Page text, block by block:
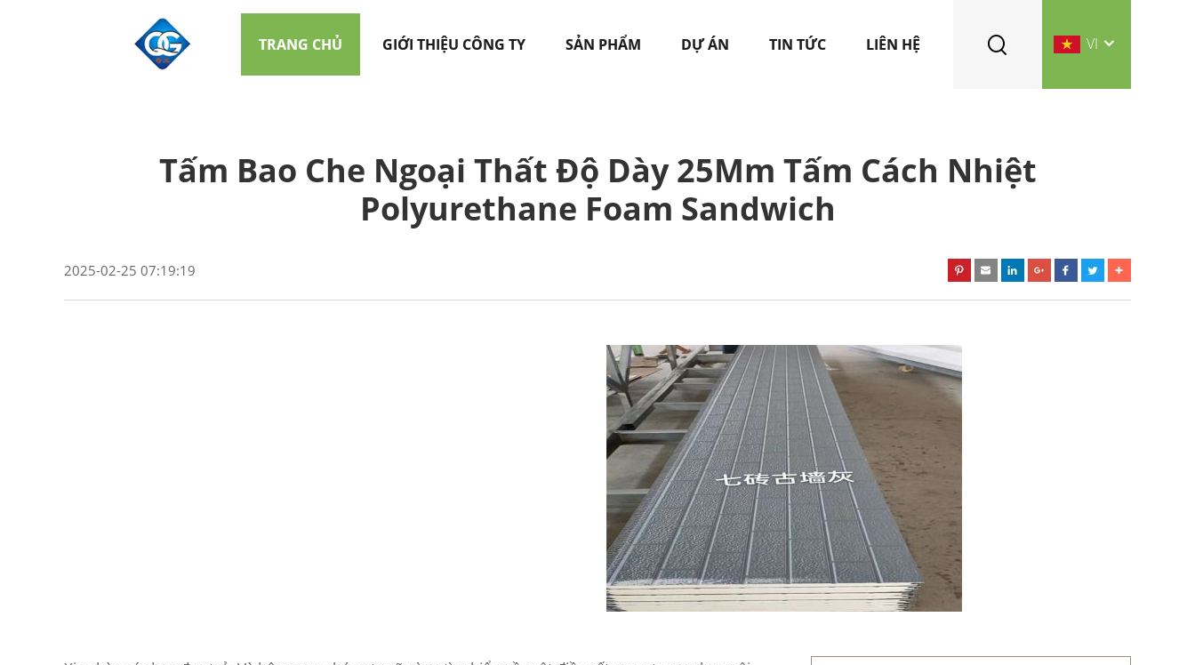
TRANG CHỦ GIỚI THIỆU CÔNG TY SẢN PHẨM DỰ ÁN TIN TỨC LIÊN HỆ VI
Tấm Bao Che Ngoại Thất Độ Dày 25Mm Tấm Cách Nhiệt
Polyurethane Foam Sandwich
2025-02-25 07:19:19